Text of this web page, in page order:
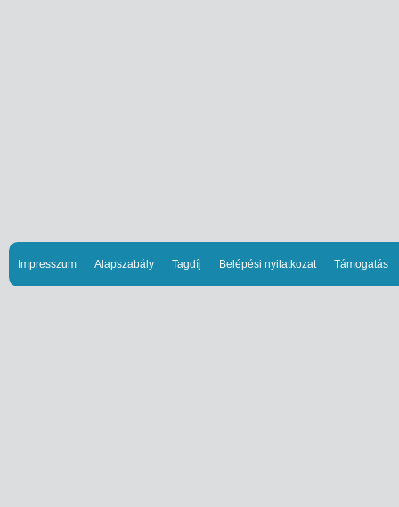
Impresszum Alapszabály Tagdíj Belépési nyilatkozat Támogatás